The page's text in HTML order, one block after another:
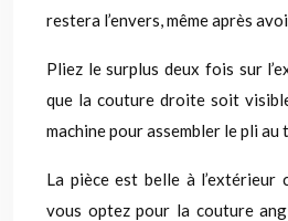
restera l’envers, même après
Pliez le surplus deux fois sur
que la couture droite soit
machine pour assembler le pli au
La pièce est belle à l’extérieur
vous optez pour la couture